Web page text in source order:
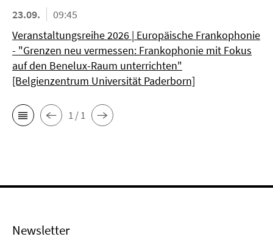
23.09.
09:45
Veranstaltungsreihe 2026 | Europäische Frankophonie
- "Grenzen neu vermessen: Frankophonie mit Fokus
auf den Benelux-Raum unterrichten"
[Belgienzentrum Universität Paderborn]
1 / 1
Newsletter